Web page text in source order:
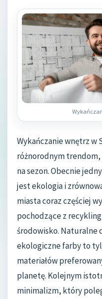
Wykańczanie wnętrz w
różnorodnym trendom,
na sezon. Obecnie
jest ekologia i
miasta coraz częściej
pochodzące z
środowisko. Naturalne
ekologiczne farby to
materiałów
planetę. Kolejnym
minimalizm, który